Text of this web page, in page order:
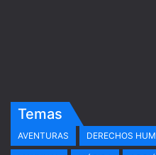
Temas
AVENTURAS DERECHOS